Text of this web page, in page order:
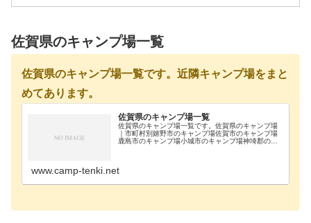
佐賀県のキャンプ場一覧
佐賀県のキャンプ場一覧です。近隣キャンプ場をまと
めてあります。
佐賀県のキャンプ場一覧
佐賀県のキャンプ場一覧です。佐賀県のキャンプ場
｜市町村別嬉野市のキャンプ場佐賀市のキャンプ場
鹿島市のキャンプ場小城市のキャンプ場神埼郡のキ
www.camp-tenki.net